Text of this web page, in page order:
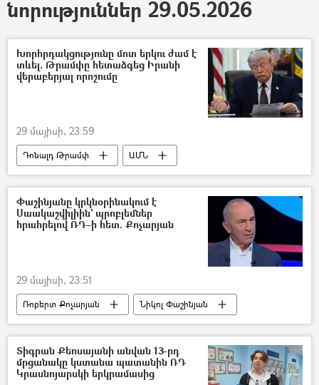
նորություններ 29.05.2026
Խորհրդակցությունը մոտ երկու ժամ է
տևել. Թրամփը հետաձգեց Իրանի
վերաբերյալ որոշումը
29 մայիսի, 23:59
Դոնալդ Թրամփ
ԱՄՆ
Իրանի Իսլամական Հանրապետություն
բանակցություններ
Փաշինյանը կրկնօրինակում է
Սաակաշվիլիին` պրոբլեմներ
հրահրելով ՌԴ–ի հետ. Քոչարյան
29 մայիսի, 23:51
Ռոբերտ Քոչարյան
Նիկոլ Փաշինյան
Միխեիլ Սաակաշվիլի
Տիգրան Քեոսայանի անվան 13-րդ
մրցանակը կստանա պատանին ՌԴ
Կրասնոյարսկի երկրամասից